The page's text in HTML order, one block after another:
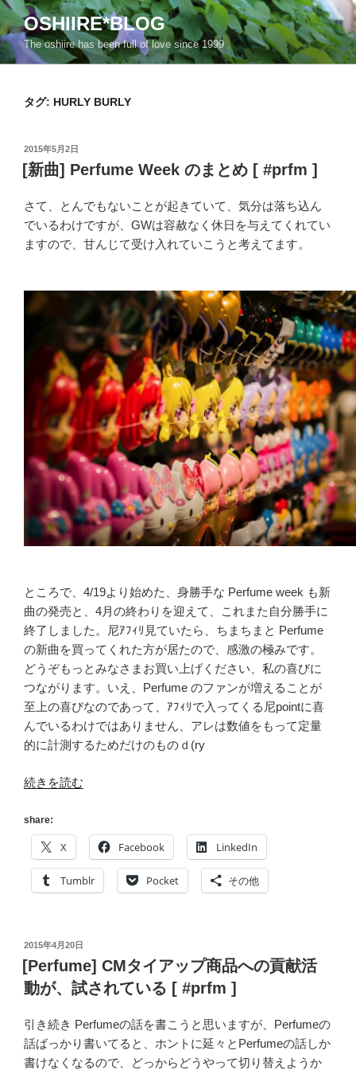
コ
ン
テ
ン
OSHIIRE*BLOG
The oshiire has been full of love since 1999
タグ: HURLY BURLY
投
稿
日:
2015年5月2日
[新曲] Perfume Week のまとめ [ #prfm ]
さて、とんでもないことが起きていて、気分は落ち込ん
でいるわけですが、GWは容赦なく休日を与えてくれてい
ますので、甘んじて受け入れていこうと考えてます。
ところで、4/19より始めた、身勝手な Perfume week も新
曲の発売と、4月の終わりを迎えて、これまた自分勝手に
終了しました。尼ｱﾌｨﾘ見ていたら、ちまちまと Perfume
の新曲を買ってくれた方が居たので、感激の極みです。
どうぞもっとみなさまお買い上げください、私の喜びに
つながります。いえ、Perfume のファンが増えることが
至上の喜びなのであって、ｱﾌｨﾘで入ってくる尼pointに喜
んでいるわけではありません、アレは数値をもって定量
的に計測するためだけのものｄ(ry
“[新
Perfume
Week
の
と
#prfm
]”
の
続きを読む
share:
X Facebook LinkedIn
Tumblr Pocket その他
投
稿
日:
2015年4月20日
[Perfume] CMタイアップ商品への貢献活
動が、試されている [ #prfm ]
引き続き Perfumeの話を書こうと思いますが、Perfumeの
話ばっかり書いてると、ホントに延々とPerfumeの話しか
書けなくなるので、どっからどうやって切り替えようか